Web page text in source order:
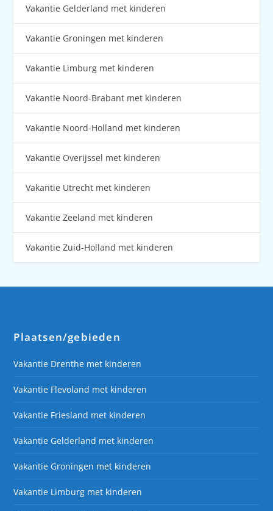
Vakantie Gelderland met kinderen
Vakantie Groningen met kinderen
Vakantie Limburg met kinderen
Vakantie Noord-Brabant met kinderen
Vakantie Noord-Holland met kinderen
Vakantie Overijssel met kinderen
Vakantie Utrecht met kinderen
Vakantie Zeeland met kinderen
Vakantie Zuid-Holland met kinderen
Plaatsen/gebieden
Vakantie Drenthe met kinderen
Vakantie Flevoland met kinderen
Vakantie Friesland met kinderen
Vakantie Gelderland met kinderen
Vakantie Groningen met kinderen
Vakantie Limburg met kinderen